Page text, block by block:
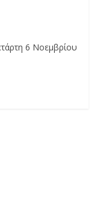
6 Νοεμβρίου